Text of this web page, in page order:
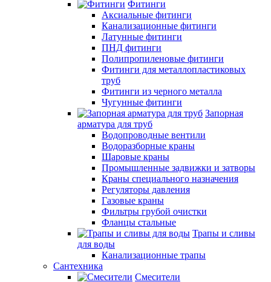
Фитинги
Аксиальные фитинги
Канализационные фитинги
Латунные фитинги
ПНД фитинги
Полипропиленовые фитинги
Фитинги для металлопластиковых
труб
Фитинги из черного металла
Чугунные фитинги
Запорная
арматура для труб
Водопроводные вентили
Водоразборные краны
Шаровые краны
Промышленные задвижки и затворы
Краны специального назначения
Регуляторы давления
Газовые краны
Фильтры грубой очистки
Фланцы стальные
Трапы и сливы
для воды
Канализационные трапы
Сантехника
Смесители